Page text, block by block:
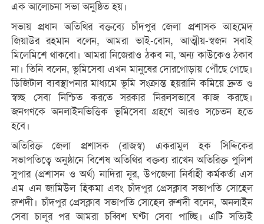
এক আলোচনা সভা অনুষ্ঠিত হয়।
সভায় প্রধান অতিথির বক্তব্যে চাঁদপুর জেলা প্রশাসক আহমেদ
জিয়াউর রহমান বলেন, আমরা ভাই-বোন, আত্মীয়-স্বজন সবাই
মিলেমিশে থাকবো। আমরা নিজেরাও ঠকব না, অন্য কাউকেও ঠকাব
না। তিনি বলেন, ভূমিসেবা এখন মানুষের দোরগোড়ায় পৌঁছে গেছে।
ডিজিটাল ব্যবস্থাপনার মাধ্যমে ভূমি সংক্রান্ত হয়রানি কমিয়ে দ্রুত ও
স্বচ্ছ সেবা নিশ্চিত করতে সরকার নিরলসভাবে কাজ করছে।
জনগণকে অনলাইনভিত্তিক ভূমিসেবা গ্রহণে আরও সচেতন হতে
হবে।
অতিরিক্ত জেলা প্রশাসক (রাজস্ব) একরামুল হক সিদ্দিকের
সভাপতিত্বে অনুষ্ঠানে বিশেষ অতিথির বক্তব্য রাখেন অতিরিক্ত পুলিশ
সুপার (প্রশাসন ও অর্থ) নাদিরা নূর, উপজেলা নির্বাহী কর্মকর্তা এস
এম এন জামিউল হিকমা এবং চাঁদপুর প্রেসক্লাব সভাপতি সোহেল
রুশদী। চাঁদপুর প্রেসক্লাব সভাপতি সোহেল রুশদী বলেন, অনলাইন
সেবা চালুর পর আমরা চব্বিশ ঘণ্টা সেবা পাচ্ছি। এটি সত্যিই